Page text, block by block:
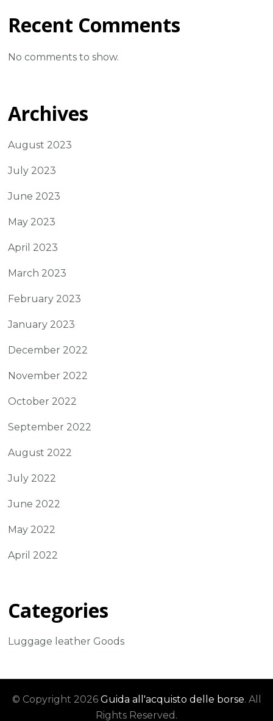
Recent Comments
No comments to show.
Archives
August 2023
July 2023
June 2023
May 2023
April 2023
March 2023
February 2023
January 2023
December 2022
November 2022
October 2022
September 2022
August 2022
July 2022
June 2022
May 2022
April 2022
Categories
Luggage leather Goods
© Copyright 2026 Guida all'acquisto delle borse. All
Rights Reserved.